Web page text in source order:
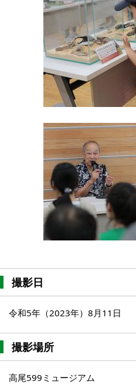
撮影日
令和5年（2023年）8月11日
撮影場所
高尾599ミュージアム